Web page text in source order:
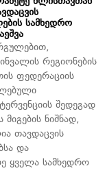
სამხედრო
რეგიონების
ფედერაციის
შედეგად
ნიშნად,
თავდაცვის
და
ყველა სამხედრო